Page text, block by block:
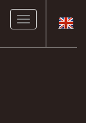
Toggle